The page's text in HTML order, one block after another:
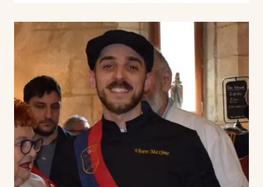
Norbert TARAYRE
Chef cuisinier et animateur de télévision | M6
Chef cuisinier autodidacte, animateur TV et
humoriste français, révélé dans Top Chef saison 3